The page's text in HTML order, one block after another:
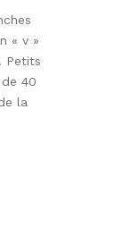
« v »
Petits
40
la